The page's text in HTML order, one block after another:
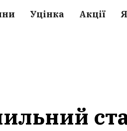
Уцінка Акції